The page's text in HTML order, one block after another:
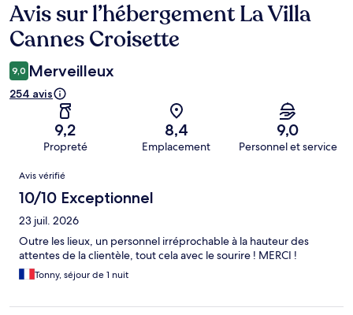
Avis
Avis sur l’hébergement La Villa
Cannes Croisette
9,0 Merveilleux
254 avis
9,2
Propreté
8,4
Emplacement
9,0
Personnel et service
Avis
Avis vérifié
10/10 Exceptionnel
23 juil. 2026
Outre les lieux, un personnel irréprochable à la hauteur des
attentes de la clientèle, tout cela avec le sourire ! MERCI !
Tonny, séjour de 1 nuit